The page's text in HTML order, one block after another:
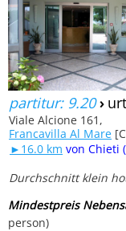
partitur: 9.20›
Viale Alcione 161,
Francavilla Al Mare
►16.0 km von Chieti
Durchschnitt klein
Mindestpreis
person)